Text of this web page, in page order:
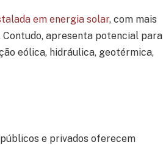
em energia solar, com mais
apresenta potencial para
eólica, hidráulica, geotérmica,
e privados oferecem